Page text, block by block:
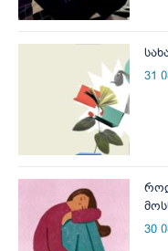
31
30